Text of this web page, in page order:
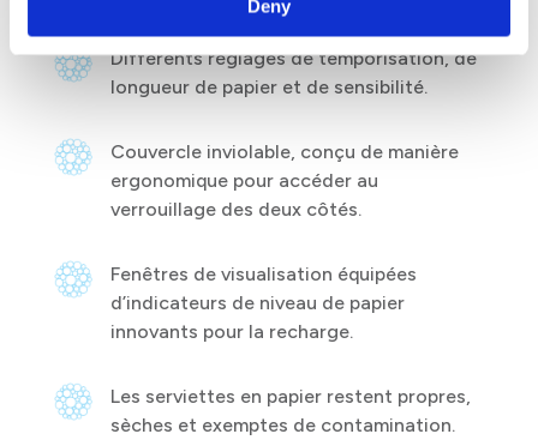
Deny
Différents réglages de temporisation, de
longueur de papier et de sensibilité.
Couvercle inviolable, conçu de manière
ergonomique pour accéder au
verrouillage des deux côtés.
Fenêtres de visualisation équipées
d’indicateurs de niveau de papier
innovants pour la recharge.
Les serviettes en papier restent propres,
sèches et exemptes de contamination.